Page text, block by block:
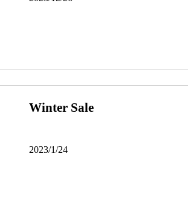
Winter Sale
2023/1/24